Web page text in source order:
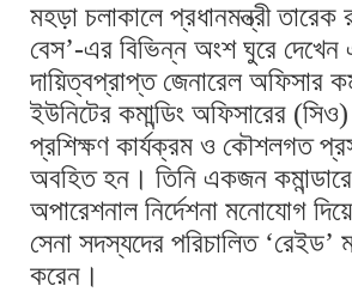
মহড়া চলাকালে প্রধানমন্ত্রী তারেক
বেস’-এর বিভিন্ন অংশ ঘুরে দেখেন
দায়িত্বপ্রাপ্ত জেনারেল অফিসার
ইউনিটের কমান্ডিং অফিসারের
প্রশিক্ষণ কার্যক্রম ও কৌশলগত
অবহিত হন। তিনি একজন
অপারেশনাল নির্দেশনা মনোযোগ
সেনা সদস্যদের পরিচালিত ‘রেইড’
করেন।